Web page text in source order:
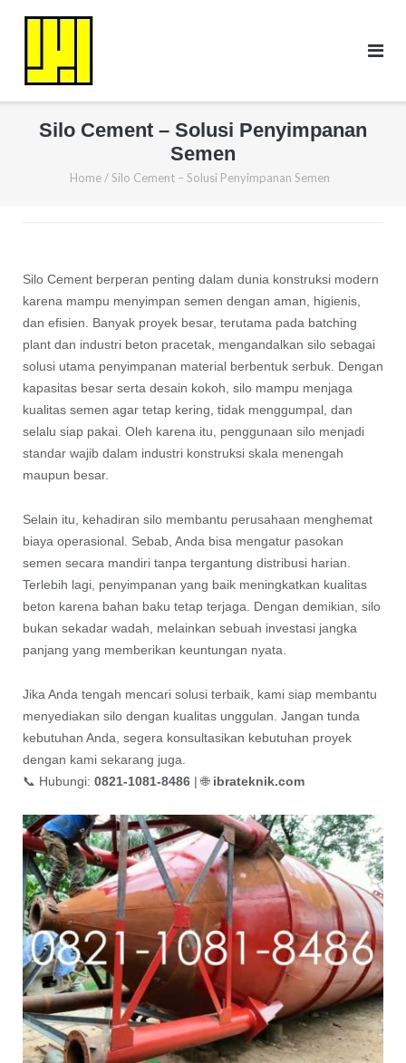
Silo Cement – Solusi Penyimpanan
Semen
Home / Silo Cement – Solusi Penyimpanan Semen
Silo Cement berperan penting dalam dunia konstruksi modern
karena mampu menyimpan semen dengan aman, higienis,
dan efisien. Banyak proyek besar, terutama pada batching
plant dan industri beton pracetak, mengandalkan silo sebagai
solusi utama penyimpanan material berbentuk serbuk. Dengan
kapasitas besar serta desain kokoh, silo mampu menjaga
kualitas semen agar tetap kering, tidak menggumpal, dan
selalu siap pakai. Oleh karena itu, penggunaan silo menjadi
standar wajib dalam industri konstruksi skala menengah
maupun besar.
Selain itu, kehadiran silo membantu perusahaan menghemat
biaya operasional. Sebab, Anda bisa mengatur pasokan
semen secara mandiri tanpa tergantung distribusi harian.
Terlebih lagi, penyimpanan yang baik meningkatkan kualitas
beton karena bahan baku tetap terjaga. Dengan demikian, silo
bukan sekadar wadah, melainkan sebuah investasi jangka
panjang yang memberikan keuntungan nyata.
Jika Anda tengah mencari solusi terbaik, kami siap membantu
menyediakan silo dengan kualitas unggulan. Jangan tunda
kebutuhan Anda, segera konsultasikan kebutuhan proyek
dengan kami sekarang juga.
📞 Hubungi: 0821-1081-8486| 🌐 ibrateknik.com